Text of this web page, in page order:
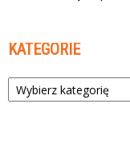
KATEGORIE
Kategorie